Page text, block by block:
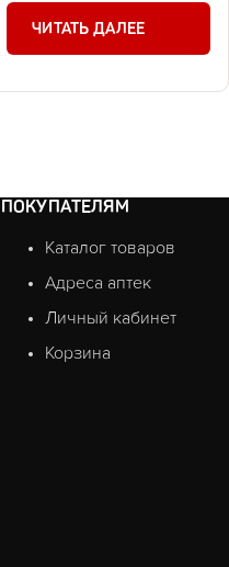
ЧИТАТЬ ДАЛЕЕ
ПОКУПАТЕЛЯМ
Каталог товаров
Адреса аптек
Личный кабинет
Корзина